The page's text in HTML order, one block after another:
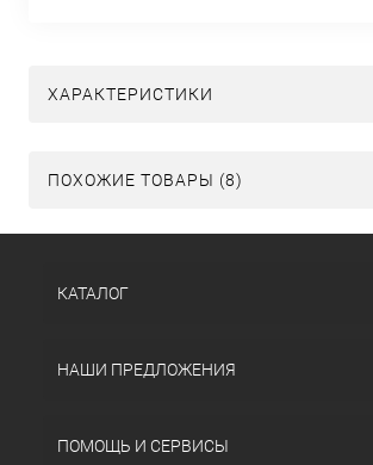
ХАРАКТЕРИСТИКИ
ПОХОЖИЕ ТОВАРЫ (8)
КАТАЛОГ
НАШИ ПРЕДЛОЖЕНИЯ
ПОМОЩЬ И СЕРВИСЫ